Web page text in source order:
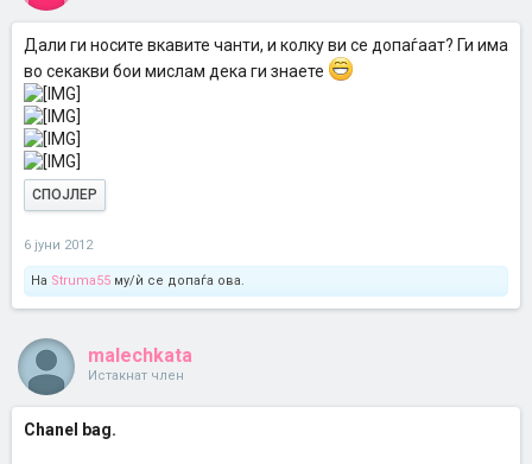
Дали ги носите вкавите чанти, и колку ви се допаѓаат? Ги има
во секакви бои мислам дека ги знаете
СПОЈЛЕР
6 јуни 2012
На Struma55 му/ѝ се допаѓа ова.
malechkata
Истакнат член
Chanel bag.